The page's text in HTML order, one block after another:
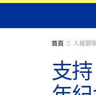
首頁 人權觀
支